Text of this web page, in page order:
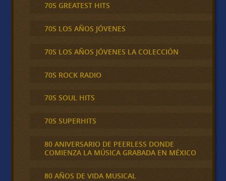
70S GREATEST HITS
70S LOS AÑOS JÓVENES
70S LOS AÑOS JÓVENES LA COLECCIÓN
70S ROCK RADIO
70S SOUL HITS
70S SUPERHITS
80 ANIVERSARIO DE PEERLESS DONDE
COMIENZA LA MÚSICA GRABADA EN MÉXICO
80 AÑOS DE VIDA MUSICAL